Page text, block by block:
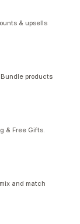
& upsells
products
& Free Gifts.
and match